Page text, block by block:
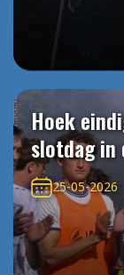
Hoek
slotdag in
25-05-2026